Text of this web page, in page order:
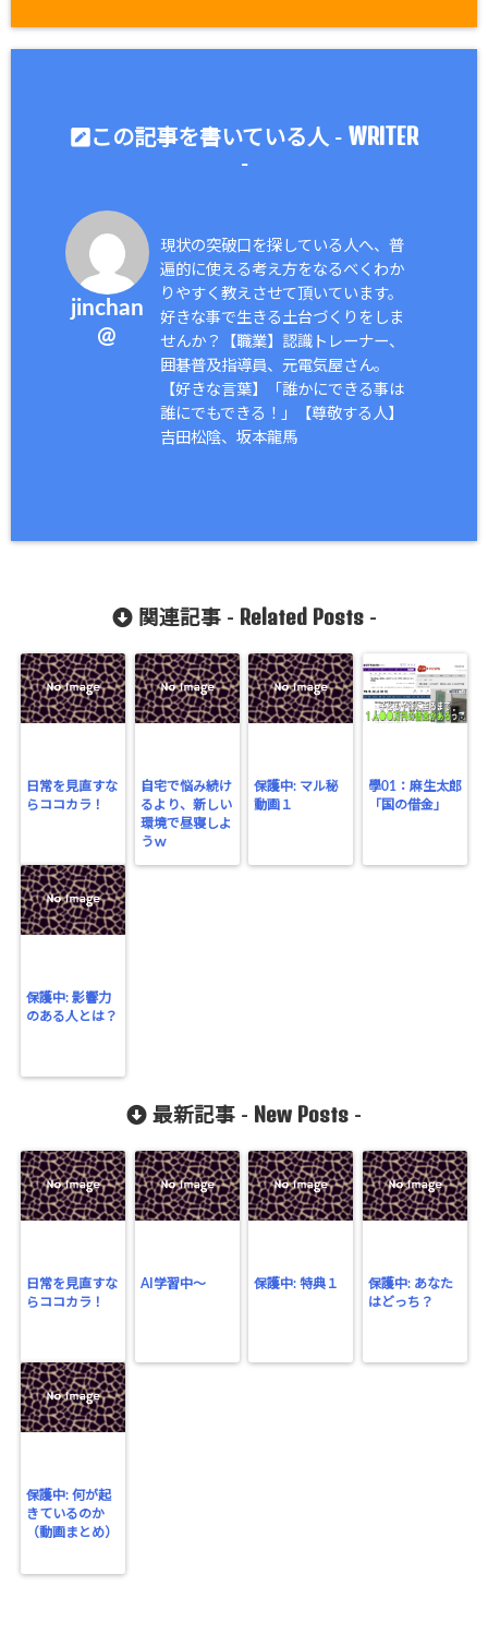
この記事を書いている人 - WRITER
-
jinchan
@
現状の突破口を探している人へ、普
遍的に使える考え方をなるべくわか
りやすく教えさせて頂いています。
好きな事で生きる土台づくりをしま
せんか？【職業】認識トレーナー、
囲碁普及指導員、元電気屋さん。
【好きな言葉】「誰かにできる事は
誰にでもできる！」【尊敬する人】
吉田松陰、坂本龍馬
関連記事 - Related Posts-
日常を見直すな
らココカラ！
自宅で悩み続け
るより、新しい
環境で昼寝しよ
うｗ
保護中: マル秘
動画１
學01：麻生太郎
「国の借金」
保護中: 影響力
のある人とは？
最新記事 - New Posts -
日常を見直すな
らココカラ！
AI学習中〜 保護中: 特典１
保護中: あなた
はどっち？
保護中: 何が起
きているのか
（動画まとめ）